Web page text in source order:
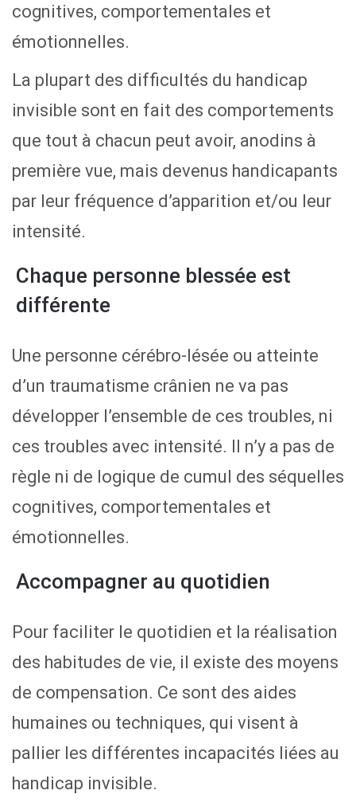
cognitives, comportementales et
émotionnelles.
La plupart des difficultés du handicap
invisible sont en fait des comportements
que tout à chacun peut avoir, anodins à
première vue, mais devenus handicapants
par leur fréquence d’apparition et/ou leur
intensité.
Chaque personne blessée est
différente
Une personne cérébro-lésée ou atteinte
d’un traumatisme crânien ne va pas
développer l’ensemble de ces troubles, ni
ces troubles avec intensité. Il n’y a pas de
règle ni de logique de cumul des séquelles
cognitives, comportementales et
émotionnelles.
Accompagner au quotidien
Pour faciliter le quotidien et la réalisation
des habitudes de vie, il existe des moyens
de compensation. Ce sont des aides
humaines ou techniques, qui visent à
pallier les différentes incapacités liées au
handicap invisible.